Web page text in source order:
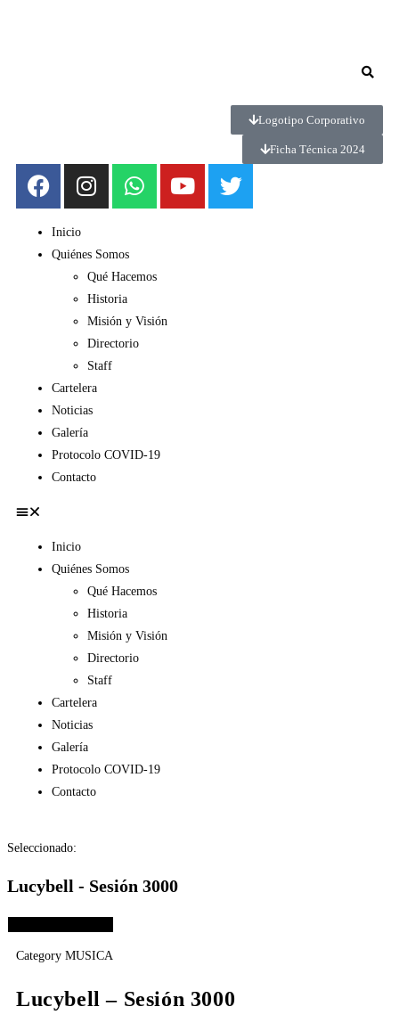
Logotipo Corporativo
Ficha Técnica 2024
Inicio
Quiénes Somos
Qué Hacemos
Historia
Misión y Visión
Directorio
Staff
Cartelera
Noticias
Galería
Protocolo COVID-19
Contacto
Inicio
Quiénes Somos
Qué Hacemos
Historia
Misión y Visión
Directorio
Staff
Cartelera
Noticias
Galería
Protocolo COVID-19
Contacto
Seleccionado:
Lucybell - Sesión 3000
Category MUSICA
Lucybell – Sesión 3000